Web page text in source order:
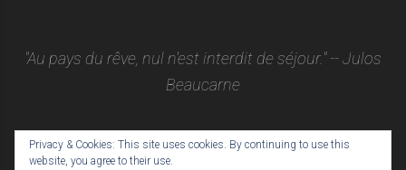
"Au pays du rêve, nul n'est interdit de séjour." -- Julos
Beaucarne
Privacy & Cookies: This site uses cookies. By continuing to use this
website, you agree to their use.